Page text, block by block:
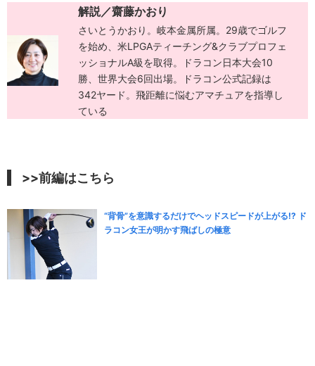
解説／齋藤かおり
さいとうかおり。岐本金属所属。29歳でゴルフ
を始め、米LPGAティーチング&クラブプロフェ
ッショナルA級を取得。ドラコン日本大会10
勝、世界大会6回出場。ドラコン公式記録は
342ヤード。飛距離に悩むアマチュアを指導し
ている
>>前編はこちら
“背骨”を意識するだけでヘッドスピードが上がる!? ド
ラコン女王が明かす飛ばしの極意